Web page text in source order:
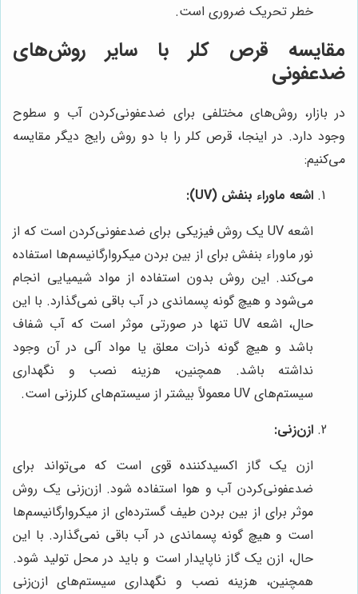
خطر تحریک ضروری است.
مقایسه قرص کلر با سایر روش‌های
ضدعفونی
در بازار، روش‌های مختلفی برای ضدعفونی‌کردن آب و سطوح
وجود دارد. در اینجا، قرص کلر را با دو روش رایج دیگر مقایسه
می‌کنیم:
اشعه ماوراء بنفش (UV):
اشعه UV یک روش فیزیکی برای ضدعفونی‌کردن است که از
نور ماوراء بنفش برای از بین بردن میکروارگانیسم‌ها استفاده
می‌کند. این روش بدون استفاده از مواد شیمیایی انجام
می‌شود و هیچ گونه پسماندی در آب باقی نمی‌گذارد. با این
حال، اشعه UV تنها در صورتی موثر است که آب شفاف
باشد و هیچ گونه ذرات معلق یا مواد آلی در آن وجود
نداشته باشد. همچنین، هزینه نصب و نگهداری
سیستم‌های UV معمولاً بیشتر از سیستم‌های کلرزنی است.
ازن‌زنی:
ازن یک گاز اکسیدکننده قوی است که می‌تواند برای
ضدعفونی‌کردن آب و هوا استفاده شود. ازن‌زنی یک روش
موثر برای از بین بردن طیف گسترده‌ای از میکروارگانیسم‌ها
است و هیچ گونه پسماندی در آب باقی نمی‌گذارد. با این
حال، ازن یک گاز ناپایدار است و باید در محل تولید شود.
همچنین، هزینه نصب و نگهداری سیستم‌های ازن‌زنی